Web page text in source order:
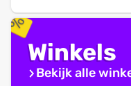
Winkels
Bekijk alle